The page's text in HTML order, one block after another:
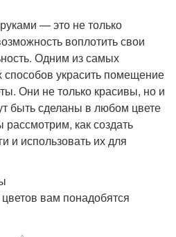
— это не только
воплотить свои
Одним из самых
украсить помещение
Они не только красивы, но и
быть сделаны в любом цвете
рассмотрим, как создать
и использовать их для
вам понадобятся